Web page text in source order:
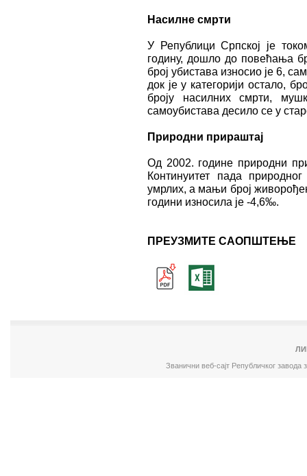
Насилне смрти
У Републици Српској је
годину, дошло до повећања
број убистава износио је 6,
док је у категорији остало,
броју насилних смрти,
самоубистава десило се у
Природни прираштај
Од 2002. године природни
Континуитет пада
умрлих, а мањи број
години износила је -4,6‰.
ПРЕУЗМИТЕ САОПШТЕЊЕ
Званични веб-сајт Републичког